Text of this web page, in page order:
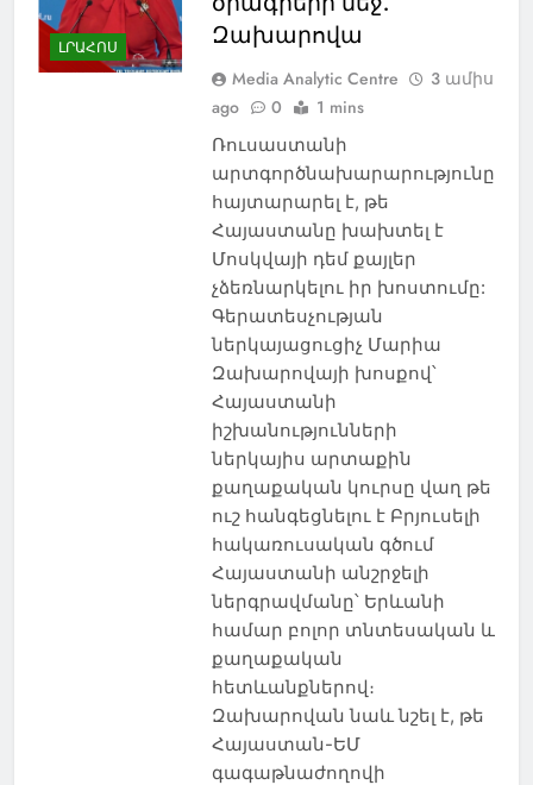
ԼՐԱՀՈՍ
Զախարովա
Media Analytic Centre
3 ամիս
ago
0 1 mins
Ռուսաստանի
արտգործնախարարությունը
հայտարարել է, թե
Հայաստանը խախտել է
Մոսկվայի դեմ քայլեր
չձեռնարկելու իր խոստումը:
Գերատեսչության
ներկայացուցիչ Մարիա
Զախարովայի խոսքով՝
Հայաստանի
իշխանությունների
ներկայիս արտաքին
քաղաքական կուրսը վաղ թե
ուշ հանգեցնելու է Բրյուսելի
հակառուսական գծում
Հայաստանի անշրջելի
ներգրավմանը՝ Երևանի
համար բոլոր տնտեսական և
քաղաքական
հետևանքներով։
Զախարովան նաև նշել է, թե
Հայաստան-ԵՄ
գագաթնաժողովի